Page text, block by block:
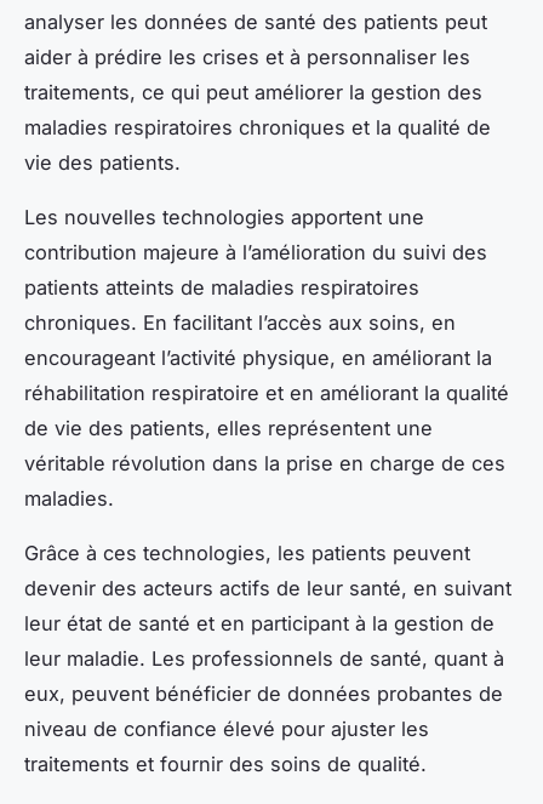
analyser les données de santé des patients peut
aider à prédire les crises et à personnaliser les
traitements, ce qui peut améliorer la gestion des
maladies respiratoires chroniques et la qualité de
vie des patients.
Les nouvelles technologies apportent une
contribution majeure à l’amélioration du suivi des
patients atteints de maladies respiratoires
chroniques. En facilitant l’accès aux soins, en
encourageant l’activité physique, en améliorant la
réhabilitation respiratoire et en améliorant la qualité
de vie des patients, elles représentent une
véritable révolution dans la prise en charge de ces
maladies.
Grâce à ces technologies, les patients peuvent
devenir des acteurs actifs de leur santé, en suivant
leur état de santé et en participant à la gestion de
leur maladie. Les professionnels de santé, quant à
eux, peuvent bénéficier de données probantes de
niveau de confiance élevé pour ajuster les
traitements et fournir des soins de qualité.